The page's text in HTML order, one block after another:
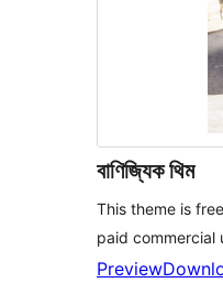
বাণিজ্যিক থিম
This theme is
paid commercial
Preview